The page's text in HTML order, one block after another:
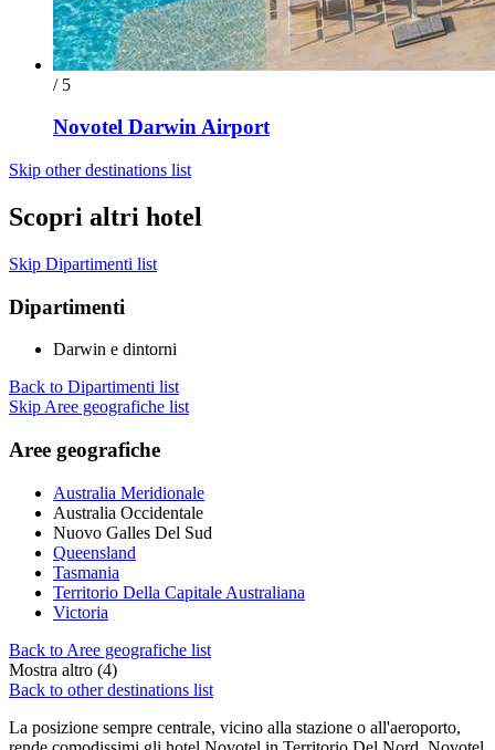
/ 5
Novotel Darwin Airport
Skip other destinations list
Scopri altri hotel
Skip Dipartimenti list
Dipartimenti
Darwin e dintorni
Back to Dipartimenti list
Skip Aree geografiche list
Aree geografiche
Australia Meridionale
Australia Occidentale
Nuovo Galles Del Sud
Queensland
Tasmania
Territorio Della Capitale Australiana
Victoria
Back to Aree geografiche list
Mostra altro (4)
Back to other destinations list
La posizione sempre centrale, vicino alla stazione o all'aeroporto,